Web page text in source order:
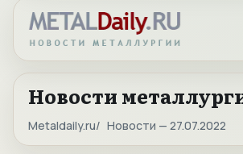
Новости
Metaldaily.ru Новости — 27.07.2022